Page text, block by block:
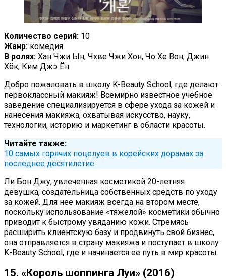
Количество серий: 10
Жанр: комедия
В ролях: Хан Чжи Ын, Чхве Чжи Хон, Чо Хе Вон, Джин
Хёк, Ким Джэ Ён
Добро пожаловать в школу K-Beauty School, где делают
первоклассный макияж! Всемирно известное учебное
заведение специализируется в сфере ухода за кожей и
нанесения макияжа, охватывая искусство, науку,
технологии, историю и маркетинг в области красоты.
Читайте также:
10 самых горячих поцелуев в корейских дорамах за
последнее десятилетие
Ли Бон Джу, увлеченная косметикой 20-летняя
девушка, создательница собственных средств по уходу
за кожей. Для нее макияж всегда на втором месте,
поскольку использование «тяжелой» косметики обычно
приводит к быстрому увяданию кожи. Стремясь
расширить клиентскую базу и продвинуть свой бизнес,
она отправляется в страну макияжа и поступает в школу
K-Beauty School, где и начинается ее путь в мир красоты.
15. «Король шоппинга Луи» (2016)